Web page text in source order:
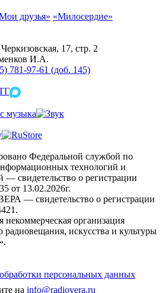
друзья» «Милосердие»
17, стр. 2
И.А.
781-97-61 (доб. 145)
Федеральной службой по
технологий и
свидетельство о регистрации
13.02.2026г.
— свидетельство о регистрации
организация
искусства и культуры
персональных данных
на info@radiovera.ru